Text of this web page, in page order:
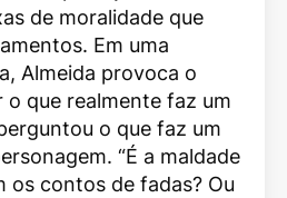
de moralidade que
Em uma
Almeida provoca o
o que realmente faz um
o que faz um
“É a maldade
os contos de fadas? Ou